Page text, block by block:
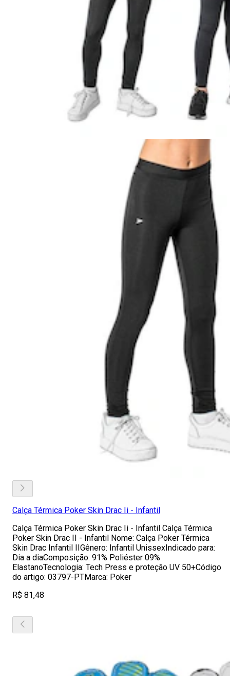
Calça Térmica Poker Skin Drac Ii - Infantil
Calça Térmica Poker Skin Drac Ii - Infantil Calça Térmica
Poker Skin Drac II - Infantil Nome: Calça Poker Térmica
Skin Drac Infantil IIGênero: Infantil UnissexIndicado para:
Dia a diaComposição: 91% Poliéster 09%
ElastanoTecnologia: Tech Press e proteção UV 50+Código
do artigo: 03797-PTMarca: Poker
R$ 81,48